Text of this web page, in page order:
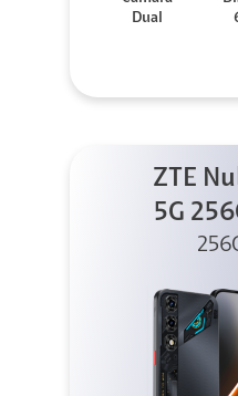
Dual
ZTE
5G